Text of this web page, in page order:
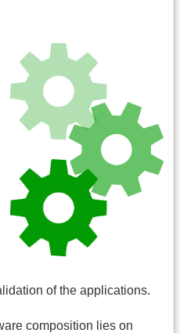
of the applications.
composition lies on